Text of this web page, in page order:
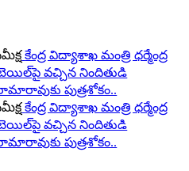
కేంద్ర విద్యాశాఖ మంత్రి ధర్మేంద్ర
వచ్చిన నిందితుడి
పుత్రశోకం..
కేంద్ర విద్యాశాఖ మంత్రి ధర్మేంద్ర
వచ్చిన నిందితుడి
పుత్రశోకం..